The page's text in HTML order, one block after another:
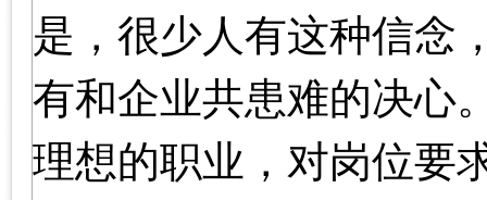
是，很少人有这种信念
有和企业共患难的决心
理想的职业，对岗位要